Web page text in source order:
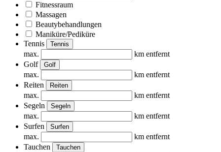
Fitnessraum
Massagen
Beautybehandlungen
Maniküre/Pediküre
Tennis
Tennis
max.
km entfernt
Golf
Golf
max.
km entfernt
Reiten
Reiten
max.
km entfernt
Segeln
Segeln
max.
km entfernt
Surfen
Surfen
max.
km entfernt
Tauchen
Tauchen